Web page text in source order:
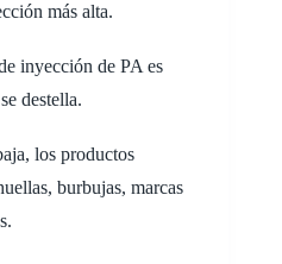
más alta.
inyección de PA es
destella.
los productos
burbujas, marcas